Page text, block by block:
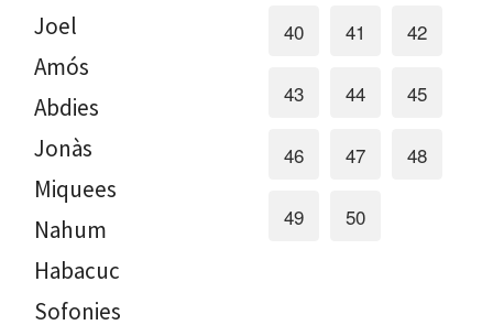
Joel
Amós
Abdies
Jonàs
Miquees
Nahum
Habacuc
Sofonies
40 41 42
43 44 45
46 47 48
49 50